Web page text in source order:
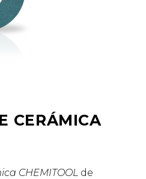
CERÁMICA
CHEMITOOL de